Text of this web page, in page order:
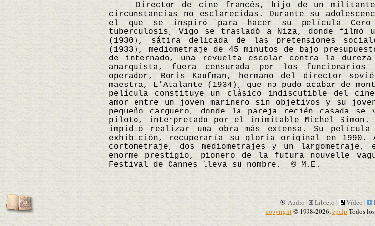
Director de cine francés, hijo de un militante
circunstancias no esclarecidas. Durante su
el que se inspiró para hacer su película Cero
tuberculosis, Vigo se trasladó a Niza, donde filmó
(1930), sátira delicada de las pretensiones
(1933), mediometraje de 45 minutos de bajo
de internado, una revuelta escolar contra la dureza
anarquista, fuera censurada por los funcionarios
operador, Boris Kaufman, hermano del director
maestra, L’Atalante (1934), que no pudo acabar de
película constituye un clásico indiscutible del
amor entre un joven marinero sin objetivos y su
pequeño carguero, donde la pareja recién casada
piloto, interpretado por el inimitable Michel
impidió realizar una obra más extensa. Su
exhibición, recuperaría su gloria original en 1990.
cortometraje, dos mediometrajes y un largometraje,
enorme prestigio, pionero de la futura nouvelle
Festival de Cannes lleva su nombre. © M.E.
Audio | Libreto | Vídeo |
copyright© 1998-2026,epdlp Todos